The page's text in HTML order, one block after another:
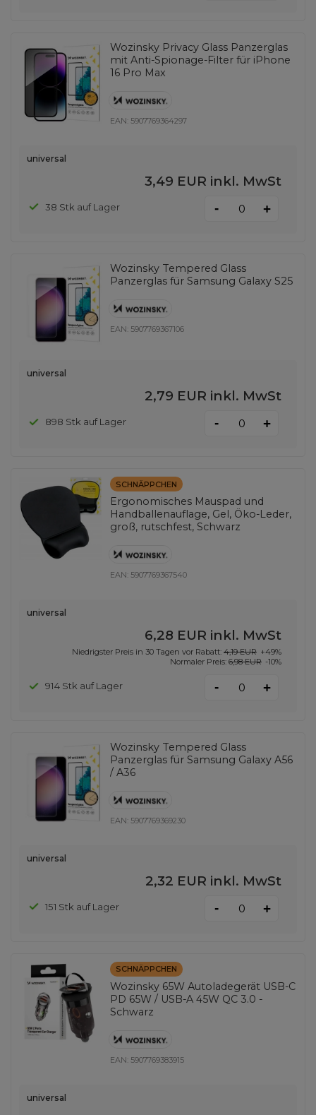
Wozinsky Privacy Glass Panzerglas
mit Anti-Spionage-Filter für iPhone
16 Pro Max
EAN: 5907769364297
universal
3,49 EUR inkl. MwSt
38 Stk auf Lager - +
Wozinsky Tempered Glass
Panzerglas für Samsung Galaxy S25
EAN: 5907769367106
universal
2,79 EUR inkl. MwSt
898 Stk auf Lager - +
SCHNÄPPCHEN
Ergonomisches Mauspad und
Handballenauflage, Gel, Öko-Leder,
groß, rutschfest, Schwarz
EAN: 5907769367540
universal
6,28 EUR inkl. MwSt
Niedrigster Preis in 30 Tagen vor Rabatt: 4,19 EUR +49%
Normaler Preis: 6,98 EUR -10%
914 Stk auf Lager - +
Wozinsky Tempered Glass
Panzerglas für Samsung Galaxy A56
/ A36
EAN: 5907769369230
universal
2,32 EUR inkl. MwSt
151 Stk auf Lager - +
SCHNÄPPCHEN
Wozinsky 65W Autoladegerät USB-C
PD 65W / USB-A 45W QC 3.0 -
Schwarz
EAN: 5907769383915
universal